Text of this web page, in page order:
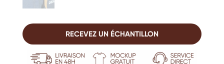
RECEVEZ UN ÉCHANTILLON